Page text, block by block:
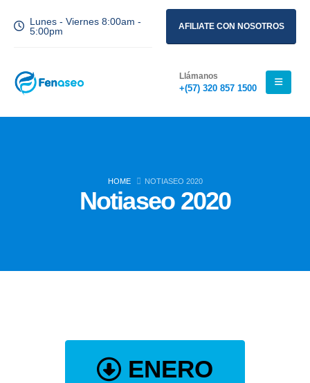
Lunes - Viernes 8:00am -
5:00pm
AFILIATE CON NOSOTROS
Llámanos
+(57) 320 857 1500
HOME NOTIASEO 2020
Notiaseo 2020
ENERO